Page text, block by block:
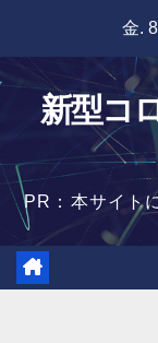
content
金.
新型コ
PR：本サイト